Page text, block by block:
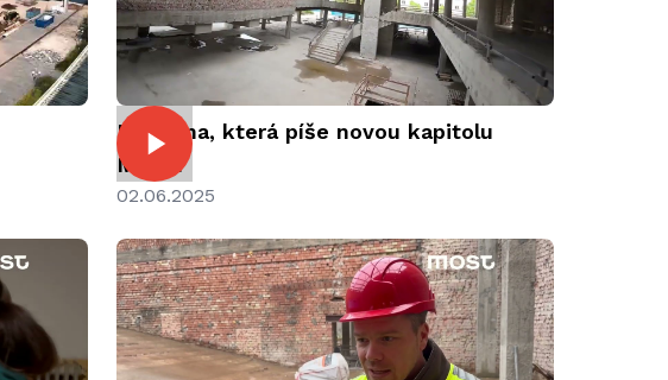
Proměna, která píše novou kapitolu
Mostu
02.06.2025